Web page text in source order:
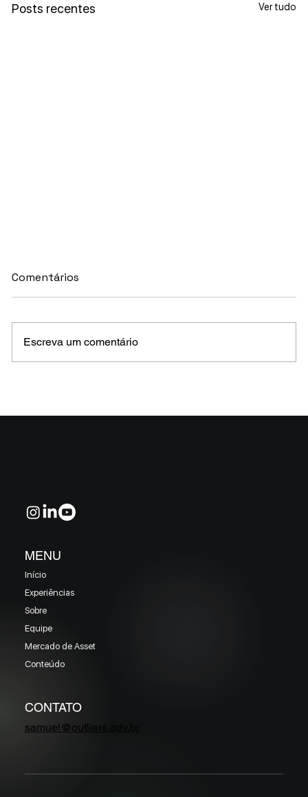
Posts recentes Ver tudo
Comentários
Escreva um comentário
Início
Experiências
Sobre
Equipe
Mercado de Asset
Conteúdo
MENU
samuel@outliers.adv.br
CONTATO